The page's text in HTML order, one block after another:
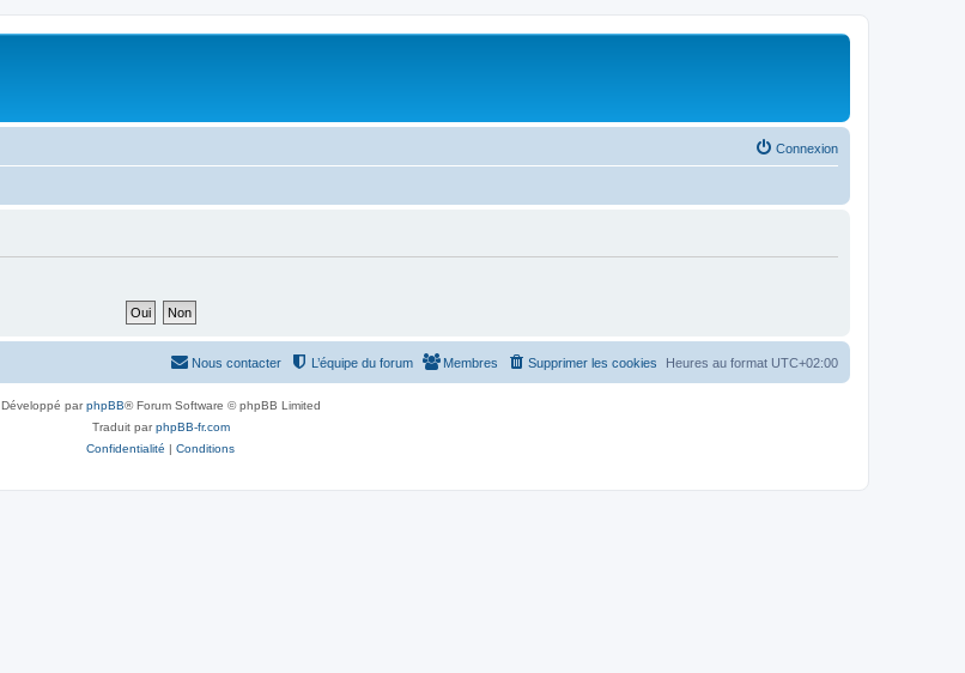
Connexion
Heures au format UTC+02:00
Supprimer les cookies
Membres
L’équipe du forum
Nous contacter
Développé parphpBB® Forum Software © phpBB Limited
Traduit parphpBB-fr.com
Confidentialité | Conditions